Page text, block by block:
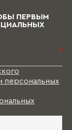
ПЕРВЫМ
*
персональных